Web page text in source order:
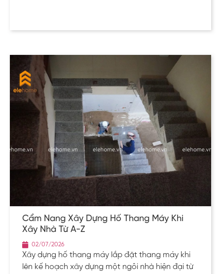
Cẩm Nang Xây Dựng Hố Thang Máy Khi
Xây Nhà Từ A-Z
02/07/2026
Xây dựng hố thang máy lắp đặt thang máy khi
lên kế hoạch xây dựng một ngôi nhà hiện đại từ